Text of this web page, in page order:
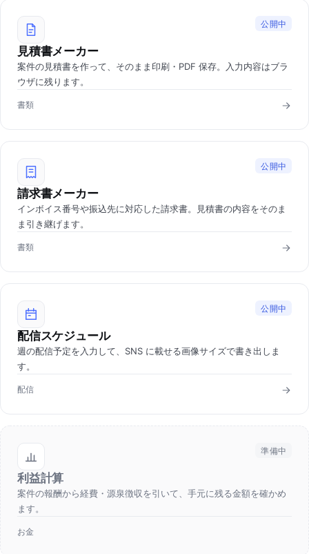
公開中
見積書メーカー
案件の見積書を作って、そのまま印刷・PDF 保存。入力内容はブラ
ウザに残ります。
書類
公開中
請求書メーカー
インボイス番号や振込先に対応した請求書。見積書の内容をそのま
ま引き継げます。
書類
公開中
配信スケジュール
週の配信予定を入力して、SNS に載せる画像サイズで書き出しま
す。
配信
準備中
利益計算
案件の報酬から経費・源泉徴収を引いて、手元に残る金額を確かめ
ます。
お金